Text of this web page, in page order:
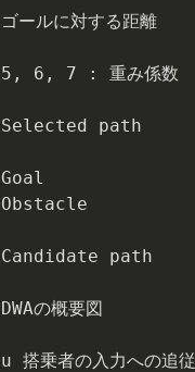
ゴールに対する距離
5 , 6 , 7 : 重み係数
Selected path
Goal
Obstacle
Candidate path
DWAの概要図
u 搭乗者の⼊⼒への追従